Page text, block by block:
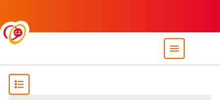
Open site
Open content navigation